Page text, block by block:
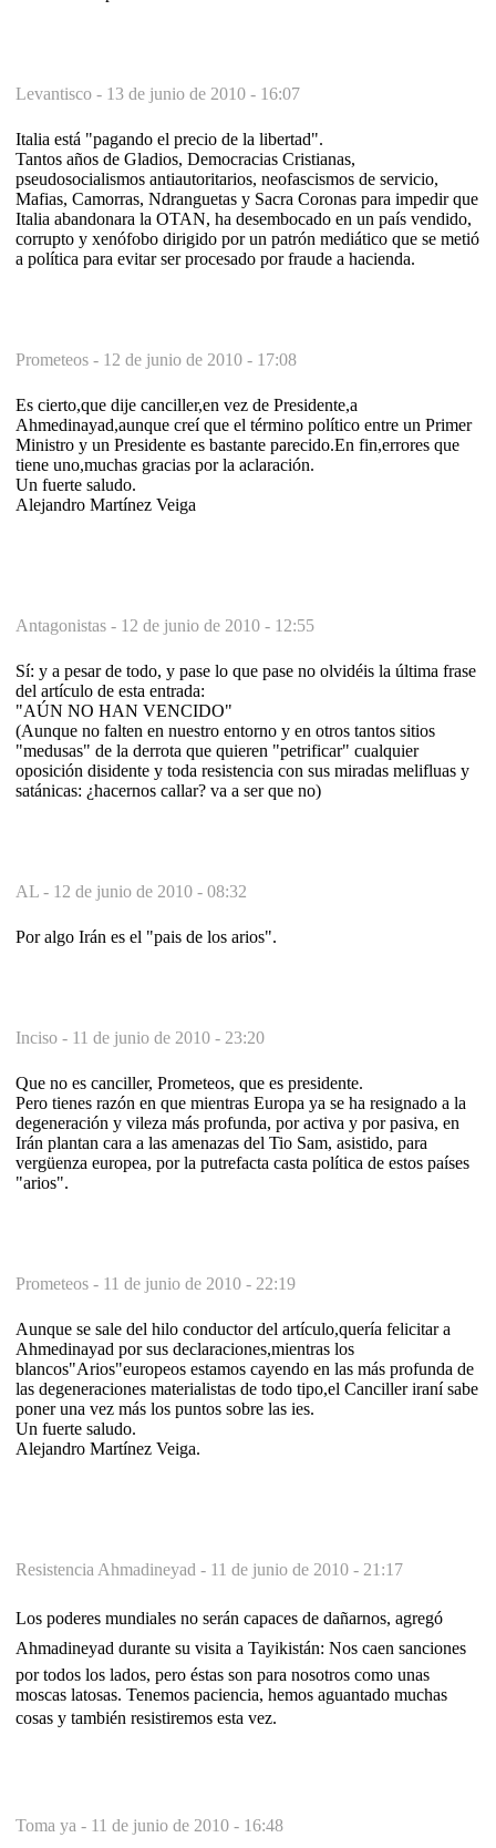
Levantisco - 13 de junio de 2010 - 16:07
Italia está "pagando el precio de la libertad".
Tantos años de Gladios, Democracias Cristianas,
pseudosocialismos antiautoritarios, neofascismos de servicio,
Mafias, Camorras, Ndranguetas y Sacra Coronas para impedir que
Italia abandonara la OTAN, ha desembocado en un país vendido,
corrupto y xenófobo dirigido por un patrón mediático que se metió
a política para evitar ser procesado por fraude a hacienda.
Prometeos - 12 de junio de 2010 - 17:08
Es cierto,que dije canciller,en vez de Presidente,a
Ahmedinayad,aunque creí que el término político entre un Primer
Ministro y un Presidente es bastante parecido.En fin,errores que
tiene uno,muchas gracias por la aclaración.
Un fuerte saludo.
Alejandro Martínez Veiga
Antagonistas - 12 de junio de 2010 - 12:55
Sí: y a pesar de todo, y pase lo que pase no olvidéis la última frase
del artículo de esta entrada:
"AÚN NO HAN VENCIDO"
(Aunque no falten en nuestro entorno y en otros tantos sitios
"medusas" de la derrota que quieren "petrificar" cualquier
oposición disidente y toda resistencia con sus miradas melifluas y
satánicas: ¿hacernos callar? va a ser que no)
AL - 12 de junio de 2010 - 08:32
Por algo Irán es el "pais de los arios".
Inciso - 11 de junio de 2010 - 23:20
Que no es canciller, Prometeos, que es presidente.
Pero tienes razón en que mientras Europa ya se ha resignado a la
degeneración y vileza más profunda, por activa y por pasiva, en
Irán plantan cara a las amenazas del Tio Sam, asistido, para
vergüenza europea, por la putrefacta casta política de estos países
"arios".
Prometeos - 11 de junio de 2010 - 22:19
Aunque se sale del hilo conductor del artículo,quería felicitar a
Ahmedinayad por sus declaraciones,mientras los
blancos"Arios"europeos estamos cayendo en las más profunda de
las degeneraciones materialistas de todo tipo,el Canciller iraní sabe
poner una vez más los puntos sobre las ies.
Un fuerte saludo.
Alejandro Martínez Veiga.
Resistencia Ahmadineyad - 11 de junio de 2010 - 21:17
Los poderes mundiales no serán capaces de dañarnos, agregó
Ahmadineyad durante su visita a Tayikistán: Nos caen sanciones
por todos los lados, pero éstas son para nosotros como unas
moscas latosas. Tenemos paciencia, hemos aguantado muchas
cosas y también resistiremos esta vez.
Toma ya - 11 de junio de 2010 - 16:48